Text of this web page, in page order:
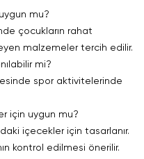
mu?
çocukların rahat
malzemeler tercih edilir.
mi?
spor aktivitelerinde
için uygun mu?
içecekler için tasarlanır.
kontrol edilmesi önerilir.